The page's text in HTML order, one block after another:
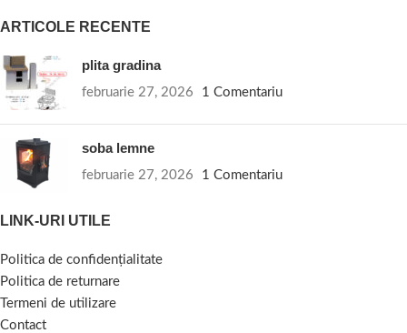
ARTICOLE RECENTE
plita gradina
februarie 27, 2026 1 Comentariu
soba lemne
februarie 27, 2026 1 Comentariu
LINK-URI UTILE
Politica de confidențialitate
Politica de returnare
Termeni de utilizare
Contact